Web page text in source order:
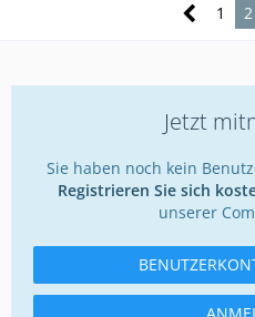
1 2
Jetzt
Sie haben noch kein
Registrieren Sie sich
unserer